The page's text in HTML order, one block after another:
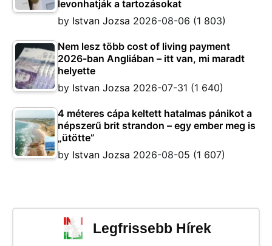
levonhatják a tartozásokat
by Istvan Jozsa 2026-08-06 (1 803)
Nem lesz több cost of living payment
2026-ban Angliában – itt van, mi maradt
helyette
by Istvan Jozsa 2026-07-31 (1 640)
4 méteres cápa keltett hatalmas pánikot a
népszerű brit strandon – egy ember meg is
„ütötte”
by Istvan Jozsa 2026-08-05 (1 607)
Legfrissebb Hírek